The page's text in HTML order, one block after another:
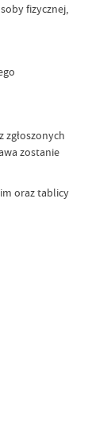
fizycznej,
zostanie
oraz tablicy